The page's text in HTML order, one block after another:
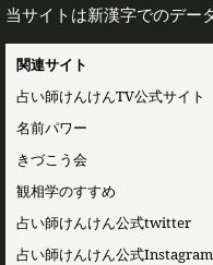
当サイトは新漢字でのデー
関連サイト
占い師けんけんTV公式サイト
名前パワー
きづこう会
観相学のすすめ
占い師けんけん公式twitter
占い師けんけん公式Instagram